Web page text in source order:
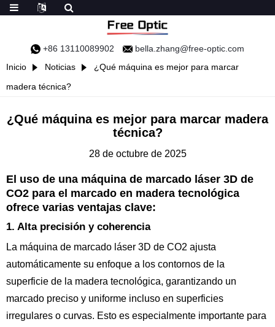
+86 13110089902
bella.zhang@free-optic.com
Inicio
Noticias
¿Qué máquina es mejor para marcar
madera técnica?
¿Qué máquina es mejor para marcar madera
técnica?
28 de octubre de 2025
El uso de una máquina de marcado láser 3D de
CO2 para el marcado en madera tecnológica
ofrece varias ventajas clave:
1. Alta precisión y coherencia
La máquina de marcado láser 3D de CO2 ajusta
automáticamente su enfoque a los contornos de la
superficie de la madera tecnológica, garantizando un
marcado preciso y uniforme incluso en superficies
irregulares o curvas. Esto es especialmente importante para